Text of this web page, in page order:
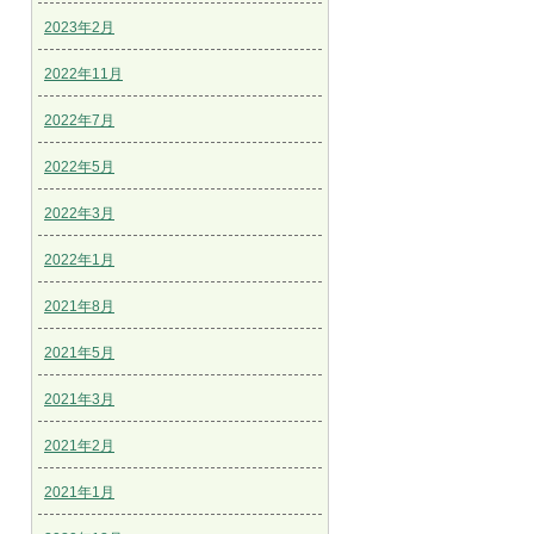
2023年2月
2022年11月
2022年7月
2022年5月
2022年3月
2022年1月
2021年8月
2021年5月
2021年3月
2021年2月
2021年1月